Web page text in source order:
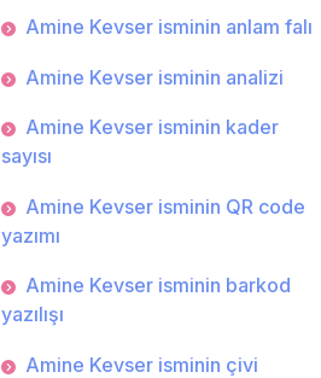
Amine Kevser isminin anlam falı
Amine Kevser isminin analizi
Amine Kevser isminin kader
sayısı
Amine Kevser isminin QR code
yazımı
Amine Kevser isminin barkod
yazılışı
Amine Kevser isminin çivi